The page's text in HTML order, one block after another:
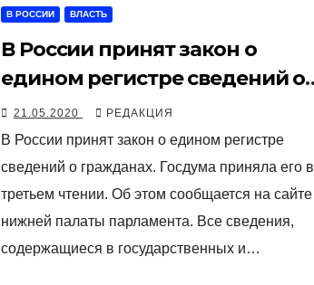
В РОССИИ ВЛАСТЬ
В России принят закон о
едином регистре сведений о
гражданах
21.05.2020 РЕДАКЦИЯ
В России принят закон о едином регистре
сведений о гражданах. Госдума приняла его в
третьем чтении. Об этом сообщается на сайте
нижней палаты парламента. Все сведения,
содержащиеся в государственных и…